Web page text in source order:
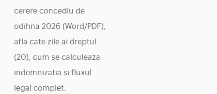
cerere concediu de
odihna 2026 (Word/PDF),
afla cate zile ai dreptul
(20), cum se calculeaza
indemnizatia si fluxul
legal complet.